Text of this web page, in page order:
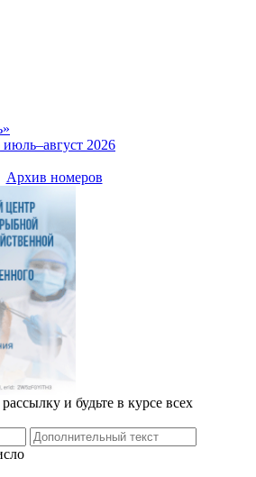
2026
Архив номеров
и будьте в курсе всех